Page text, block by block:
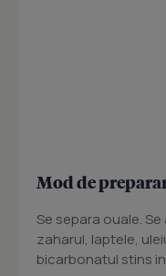
Mod de
Se separa ouale.
zaharul, laptele,
bicarbonatul stins